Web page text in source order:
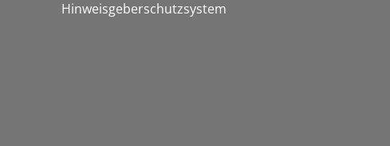
Hinweisgeberschutzsystem